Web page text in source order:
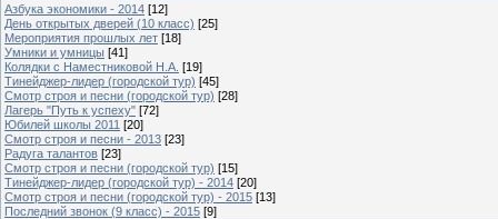
Азбука экономики - 2014 [12]
День открытых дверей (10 класс) [25]
Мероприятия прошлых лет [18]
Умники и умницы [41]
Колядки с Наместниковой Н.А. [19]
Тинейджер-лидер (городской тур) [45]
Смотр строя и песни (городской тур) [28]
Лагерь "Путь к успеху" [72]
Юбилей школы 2011 [20]
Смотр строя и песни - 2013 [23]
Радуга талантов [23]
Смотр строя и песни (городской тур) [15]
Тинейджер-лидер (городской тур) - 2014 [20]
Смотр строя и песни (городской тур) - 2015 [13]
Последний звонок (9 класс) - 2015 [9]